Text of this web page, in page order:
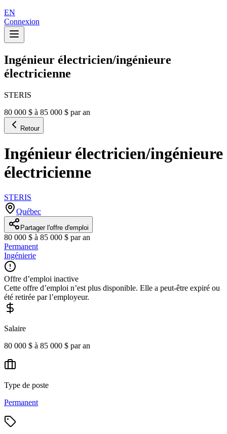
EN
Connexion
Ingénieur électricien/ingénieure
électricienne
STERIS
80 000 $ à 85 000 $ par an
Retour
Ingénieur électricien/ingénieure
électricienne
STERIS
Québec
Partager l'offre d'emploi
80 000 $ à 85 000 $ par an
Permanent
Ingénierie
Offre d’emploi inactive
Cette offre d’emploi n’est plus disponible. Elle a peut-être expiré ou
été retirée par l’employeur.
Salaire
80 000 $ à 85 000 $ par an
Type de poste
Permanent